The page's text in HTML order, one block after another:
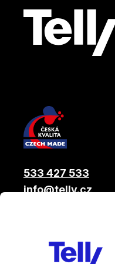
533 427 533
info@telly.cz